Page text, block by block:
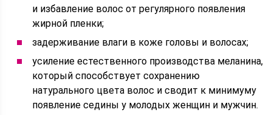
и избавление волос от регулярного появления
жирной пленки;
задерживание влаги в коже головы и волосах;
усиление естественного производства меланина,
который способствует сохранению
натурального цвета волос и сводит к минимуму
появление седины у молодых женщин и мужчин.